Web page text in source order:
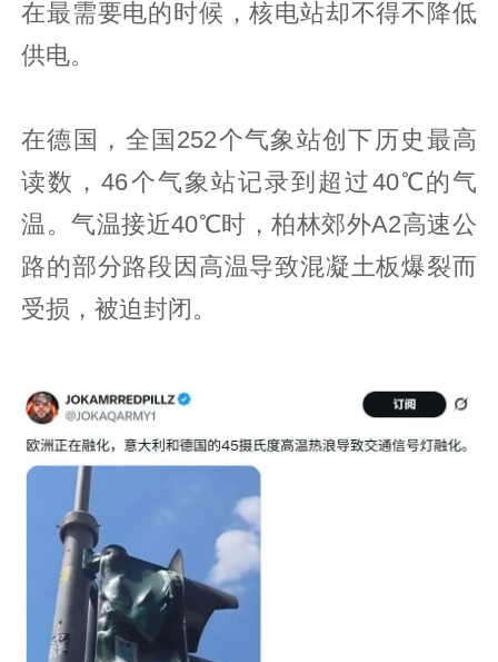
在最需要电的时候，核电站却不得不降低
供电。
在德国，全国252个气象站创下历史最高
读数，46个气象站记录到超过40℃的气
温。气温接近40℃时，柏林郊外A2高速公
路的部分路段因高温导致混凝土板爆裂而
受损，被迫封闭。